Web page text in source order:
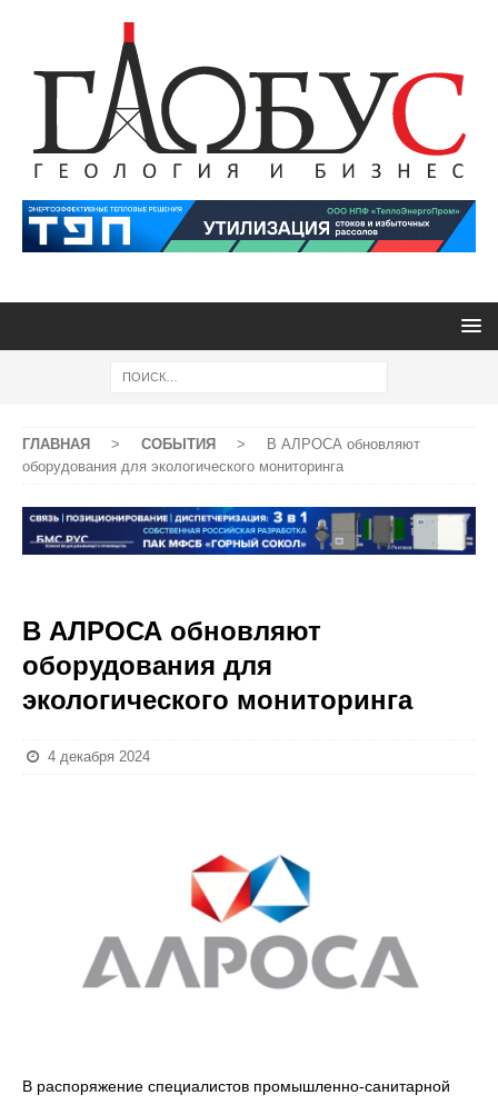
ГЛАВНАЯ > СОБЫТИЯ >
В АЛРОСА обновляют
оборудования для экологического мониторинга
В АЛРОСА обновляют
оборудования для
экологического мониторинга
4 декабря 2024
В распоряжение специалистов промышленно-санитарной